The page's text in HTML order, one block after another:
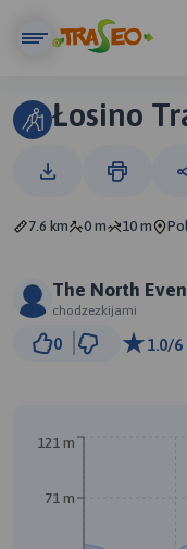
Łosino
7.6 km 0 m 10 m
The North
chodzezkijami
0 1.0/6
71 m
121 m